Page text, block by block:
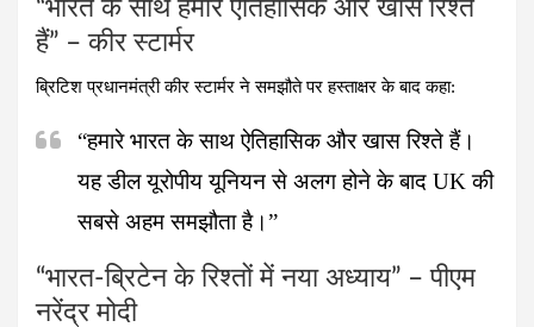
“भारत के साथ हमारे ऐतिहासिक और खास रिश्ते
हैं” – कीर स्टार्मर
ब्रिटिश प्रधानमंत्री कीर स्टार्मर ने समझौते पर हस्ताक्षर के बाद कहा:
“हमारे भारत के साथ ऐतिहासिक और खास रिश्ते हैं।
यह डील यूरोपीय यूनियन से अलग होने के बाद UK की
सबसे अहम समझौता है।”
“भारत-ब्रिटेन के रिश्तों में नया अध्याय” – पीएम
नरेंद्र मोदी